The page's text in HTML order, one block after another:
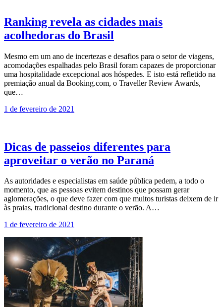
Ranking revela as cidades mais
acolhedoras do Brasil
Mesmo em um ano de incertezas e desafios para o setor de viagens,
acomodações espalhadas pelo Brasil foram capazes de proporcionar
uma hospitalidade excepcional aos hóspedes. E isto está refletido na
premiação anual da Booking.com, o Traveller Review Awards,
que…
1 de fevereiro de 2021
Dicas de passeios diferentes para
aproveitar o verão no Paraná
As autoridades e especialistas em saúde pública pedem, a todo o
momento, que as pessoas evitem destinos que possam gerar
aglomerações, o que deve fazer com que muitos turistas deixem de ir
às praias, tradicional destino durante o verão. A…
1 de fevereiro de 2021